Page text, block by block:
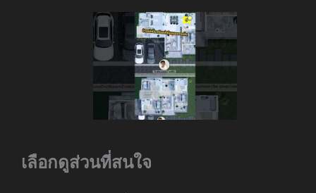
เลือกดูส่วนที่สนใจ